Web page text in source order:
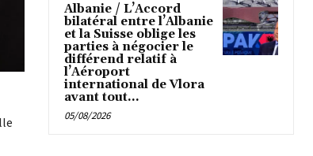
Albanie / L’Accord
bilatéral entre l’Albanie
et la Suisse oblige les
parties à négocier le
différend relatif à
l’Aéroport
international de Vlora
avant tout...
05/08/2026